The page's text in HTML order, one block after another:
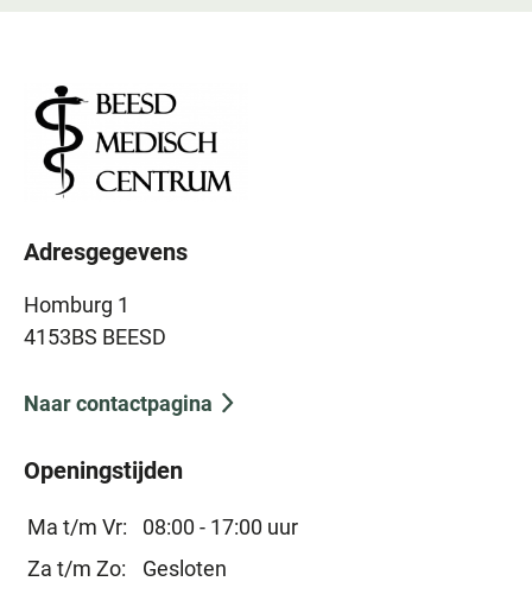
Adresgegevens
Homburg 1
4153BS BEESD
Naar contactpagina
Openingstijden
Ma t/m Vr:
08:00 - 17:00 uur
Za t/m Zo:
Gesloten